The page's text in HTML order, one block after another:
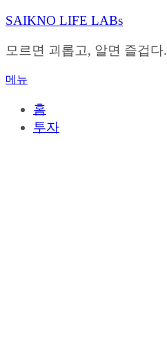
내
으
바
SAIKNO LIFE LABs
모르면 괴롭고, 알면 즐겁다.
메뉴
홈
투자